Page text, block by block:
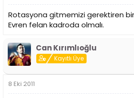
Rotasyona gitmemizi gerektiren
Evren felan kadroda olmalı.
Can Kırımlıoğlu
Kayıtlı Üye
8 Eki 2011